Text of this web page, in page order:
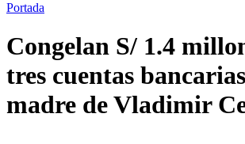
Portada
Congelan S/ 1.4
tres cuentas
madre de Vladimir